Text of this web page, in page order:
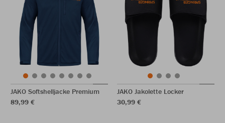
JAKO Softshelljacke Premium
89,99 €
JAKO Jakolette Locker
30,99 €